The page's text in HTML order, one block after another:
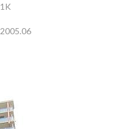
1K
2005.06